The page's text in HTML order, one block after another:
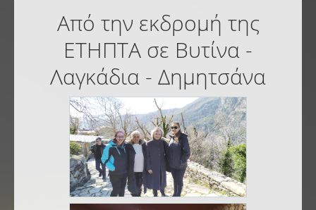
Από την εκδρομή της
ΕΤΗΠΤΑ σε Βυτίνα -
Λαγκάδια - Δημητσάνα